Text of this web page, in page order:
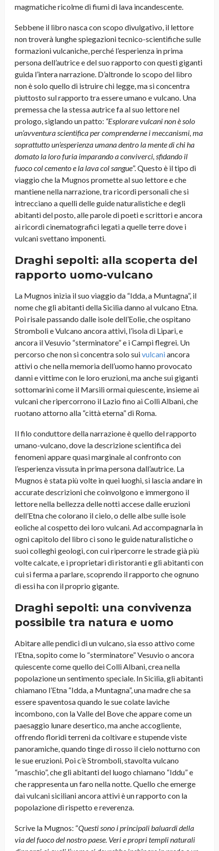
magmatiche ricolme di fiumi di lava incandescente.
Sebbene il libro nasca con scopo divulgativo, il lettore
non troverà lunghe spiegazioni tecnico-scientifiche sulle
formazioni vulcaniche, perché l’esperienza in prima
persona dell’autrice e del suo rapporto con questi giganti
guida l’intera narrazione. D’altronde lo scopo del libro
non è solo quello di istruire chi legge, ma si concentra
piuttosto sul rapporto tra essere umano e vulcano. Una
premessa che la stessa autrice fa al suo lettore nel
prologo, siglando un patto: “Esplorare vulcani non è solo
un’avventura scientifica per comprenderne i meccanismi, ma
soprattutto un’esperienza umana dentro la mente di chi ha
domato la loro furia imparando a conviverci, sfidando il
fuoco col cemento e la lava col sangue”. Questo è il tipo di
viaggio che la Mugnos promette al suo lettore e che
mantiene nella narrazione, tra ricordi personali che si
intrecciano a quelli delle guide naturalistiche e degli
abitanti del posto, alle parole di poeti e scrittori e ancora
ai ricordi cinematografici legati a quelle terre dove i
vulcani svettano imponenti.
Draghi sepolti: alla scoperta del
rapporto uomo-vulcano
La Mugnos inizia il suo viaggio da “Idda, a Muntagna”, il
nome che gli abitanti della Sicilia danno al vulcano Etna.
Poi risale passando dalle isole dell’Eolie, che ospitano
Stromboli e Vulcano ancora attivi, l’isola di Lipari, e
ancora il Vesuvio “sterminatore” e i Campi flegrei. Un
percorso che non si concentra solo suivulcaniancora
attivi o che nella memoria dell’uomo hanno provocato
danni e vittime con le loro eruzioni, ma anche sui giganti
sottomarini come il Marsili ormai quiescente, insieme ai
vulcani che ripercorrono il Lazio fino ai Colli Albani, che
ruotano attorno alla “città eterna” di Roma.
Il filo conduttore della narrazione è quello del rapporto
umano-vulcano, dove la descrizione scientifica dei
fenomeni appare quasi marginale al confronto con
l’esperienza vissuta in prima persona dall’autrice. La
Mugnos è stata più volte in quei luoghi, si lascia andare in
accurate descrizioni che coinvolgono e immergono il
lettore nella bellezza delle notti accese dalle eruzioni
dell’Etna che colorano il cielo, o delle albe sulle isole
eoliche al cospetto dei loro vulcani. Ad accompagnarla in
ogni capitolo del libro ci sono le guide naturalistiche o
suoi colleghi geologi, con cui ripercorre le strade già più
volte calcate, e i proprietari di ristoranti e gli abitanti con
cui si ferma a parlare, scoprendo il rapporto che ognuno
di essi ha con il proprio gigante.
Draghi sepolti: una convivenza
possibile tra natura e uomo
Abitare alle pendici di un vulcano, sia esso attivo come
l’Etna, sopito come lo “sterminatore” Vesuvio o ancora
quiescente come quello dei Colli Albani, crea nella
popolazione un sentimento speciale. In Sicilia, gli abitanti
chiamano l’Etna “Idda, a Muntagna”, una madre che sa
essere spaventosa quando le sue colate laviche
incombono, con la Valle del Bove che appare come un
paesaggio lunare desertico, ma anche accogliente,
offrendo floridi terreni da coltivare e stupende viste
panoramiche, quando tinge di rosso il cielo notturno con
le sue eruzioni. Poi c’è Stromboli, stavolta vulcano
“maschio”, che gli abitanti del luogo chiamano “Iddu” e
che rappresenta un faro nella notte. Quello che emerge
dai vulcani siciliani ancora attivi è un rapporto con la
popolazione di rispetto e reverenza.
Scrive la Mugnos: “Questi sono i principali baluardi della
via del fuoco del nostro paese. Veri e propri templi naturali